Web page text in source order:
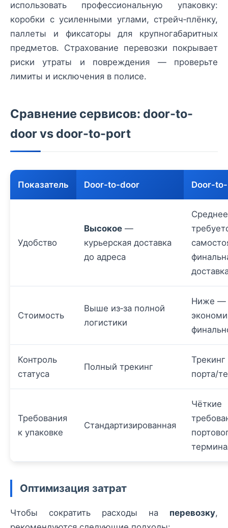
использовать профессиональную упаковку:
коробки с усиленными углами, стрейч‑плёнку,
паллеты и фиксаторы для крупногабаритных
предметов. Страхование перевозки покрывает
риски утраты и повреждения — проверьте
лимиты и исключения в полисе.
Сравнение сервисов: door-to-
door vs door-to-port
Показатель Door-to-door Door-
Удобство
Высокое —
курьерская доставка
до адреса
Стоимость
Выше из‑за полной
логистики
Ниже —
Контроль
статуса
Полный трекинг
Трекинг
порта/
Требования
к упаковке
Стандартизированная
Чёткие
Оптимизация затрат
Чтобы сократить расходы на перевозку,